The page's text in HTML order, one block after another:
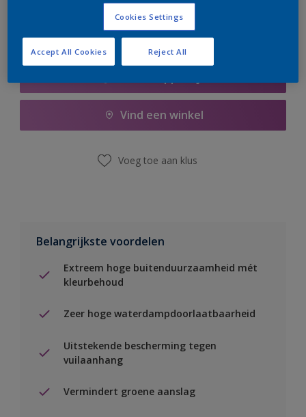
Vind een winkel
Voeg toe aan klus
Belangrijkste voordelen
Extreem hoge buitenduurzaamheid mét
kleurbehoud
Zeer hoge waterdampdoorlaatbaarheid
Uitstekende bescherming tegen
vuilaanhang
Vermindert groene aanslag
Cookies Settings
Reject All
Accept All Cookies